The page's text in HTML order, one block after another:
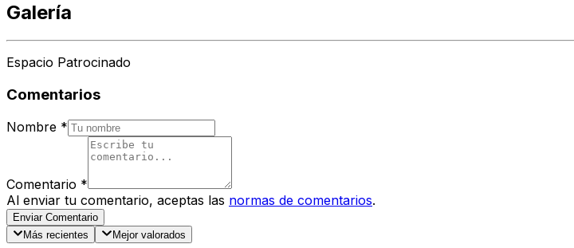
Galería
Espacio Patrocinado
Comentarios
Nombre *
Comentario *
Al enviar tu comentario, aceptas las normas de comentarios.
Enviar Comentario
Más recientes
Mejor valorados